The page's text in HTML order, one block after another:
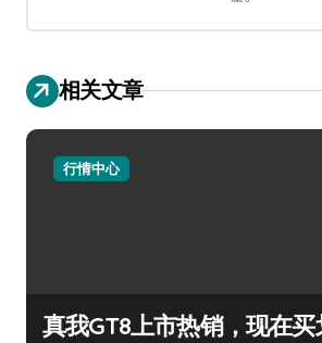
相关文章
行情中心
真我GT8上市热销，现在买